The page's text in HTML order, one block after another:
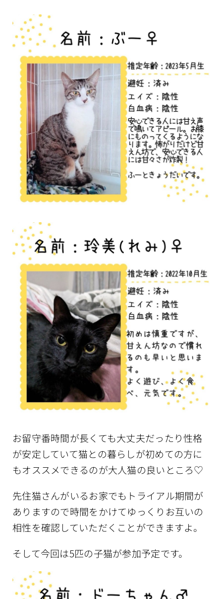
お留守番時間が長くても大丈夫だったり性格
が安定していて猫との暮らしが初めての方に
もオススメできるのが大人猫の良いところ♡
先住猫さんがいるお家でもトライアル期間が
ありますので時間をかけてゆっくりお互いの
相性を確認していただくことができますよ。
そして今回は5匹の子猫が参加予定です。